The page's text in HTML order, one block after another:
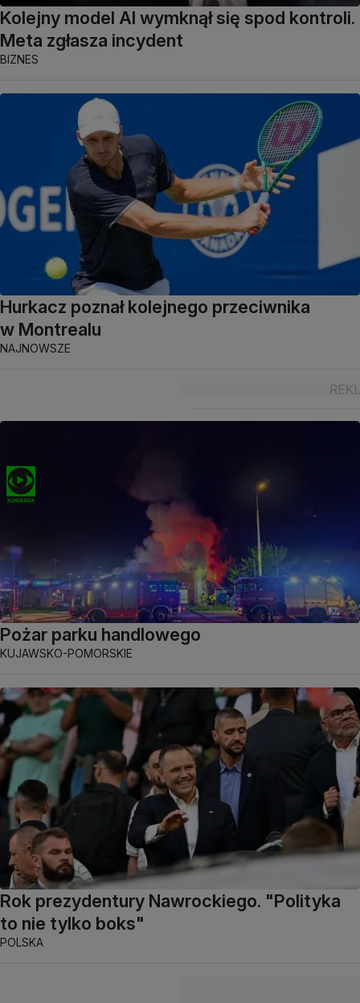
Kolejny model AI wymknął się spod kontroli.
Meta zgłasza incydent
BIZNES
Hurkacz poznał kolejnego przeciwnika
w Montrealu
NAJNOWSZE
Pożar parku handlowego
KUJAWSKO-POMORSKIE
Rok prezydentury Nawrockiego. "Polityka
to nie tylko boks"
POLSKA